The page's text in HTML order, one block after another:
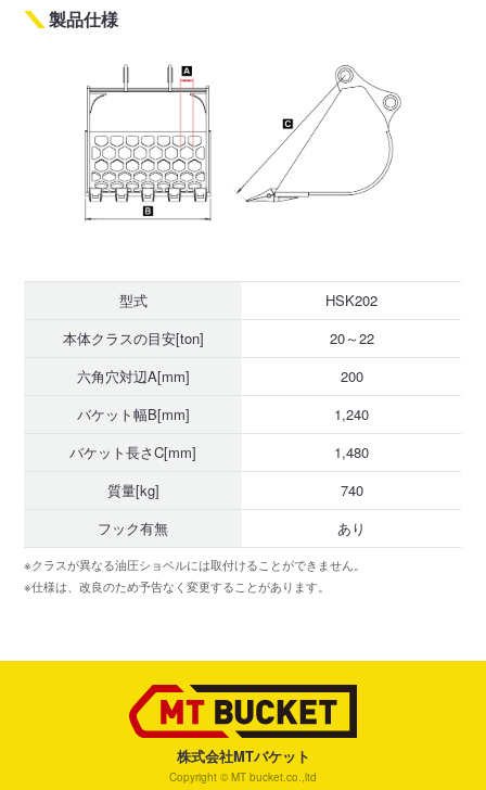
製品仕様
型式
HSK202
本体クラスの目安[ton]
20～22
六角穴対辺A[mm]
200
バケット幅B[mm]
1,240
バケット長さC[mm]
1,480
質量[kg]
740
フック有無
あり
※クラスが異なる油圧ショベルには取付けることができません。
※仕様は、改良のため予告なく変更することがあります。
株式会社MTバケット
Copyright © MT bucket.co.,ltd